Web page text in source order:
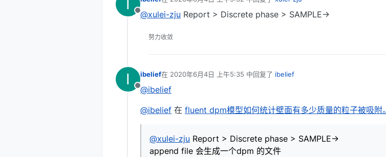
I
离线
最后由 编辑
@xulei-zju Report > Discrete phase > SAMPLE->
努力收敛
I
离线
ibelief在 2020年6月4日 上午5:35 中回复了 ibelief
最后由 编辑
@ibelief
@ibelief 在 fluent dpm模型如何统计壁面有多少质量的粒子被吸附。
@xulei-zju Report > Discrete phase > SAMPLE->
append file 会生成一个dpm 的文件